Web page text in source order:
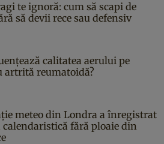
te ignoră: cum să scapi de
să devii rece sau defensiv
calitatea aerului pe
artrită reumatoidă?
meteo din Londra a înregistrat
fără ploaie din